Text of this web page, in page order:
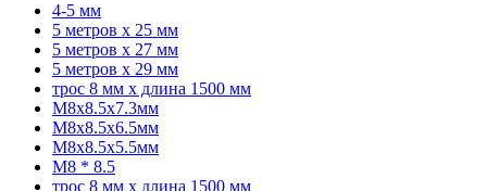
4-5 мм
5 метров x 25 мм
5 метров x 27 мм
5 метров x 29 мм
трос 8 мм x длина 1500 мм
M8x8.5x7.3мм
M8x8.5x6.5мм
M8x8.5x5.5мм
M8 * 8.5
трос 8 мм x длина 1500 мм